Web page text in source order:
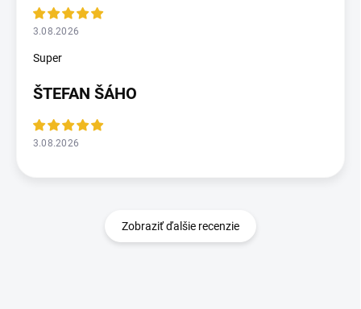
3.08.2026
Super
ŠTEFAN ŠÁHO
3.08.2026
Zobraziť ďalšie recenzie